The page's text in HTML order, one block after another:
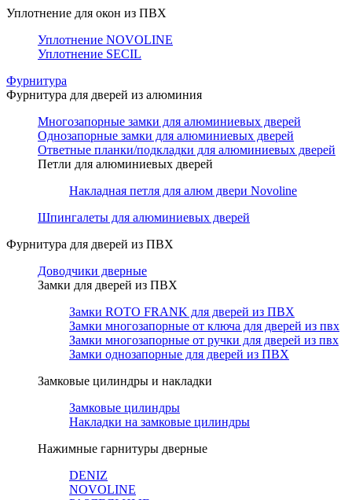
Уплотнение для окон из ПВХ
Уплотнение NOVOLINE
Уплотнение SECIL
Фурнитура
Фурнитура для дверей из алюминия
Многозапорные замки для алюминиевых дверей
Однозапорные замки для алюминиевых дверей
Ответные планки/подкладки для алюминиевых дверей
Петли для алюминиевых дверей
Накладная петля для алюм двери Novoline
Шпингалеты для алюминиевых дверей
Фурнитура для дверей из ПВХ
Доводчики дверные
Замки для дверей из ПВХ
Замки ROTO FRANK для дверей из ПВХ
Замки многозапорные от ключа для дверей из пвх
Замки многозапорные от ручки для дверей из пвх
Замки однозапорные для дверей из ПВХ
Замковые цилиндры и накладки
Замковые цилиндры
Накладки на замковые цилиндры
Нажимные гарнитуры дверные
DENIZ
NOVOLINE